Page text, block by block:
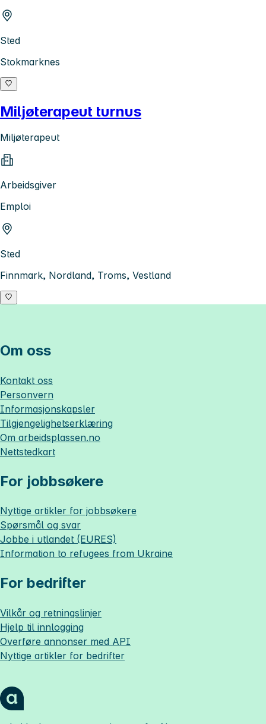
Sted
Stokmarknes
Miljøterapeut turnus
Miljøterapeut
Arbeidsgiver
Emploi
Sted
Finnmark, Nordland, Troms, Vestland
Om oss
Kontakt oss
Personvern
Informasjonskapsler
Tilgjengelighetserklæring
Om arbeidsplassen.no
Nettstedkart
For jobbsøkere
Nyttige artikler for jobbsøkere
Spørsmål og svar
Jobbe i utlandet (EURES)
Information to refugees from Ukraine
For bedrifter
Vilkår og retningslinjer
Hjelp til innlogging
Overføre annonser med API
Nyttige artikler for bedrifter